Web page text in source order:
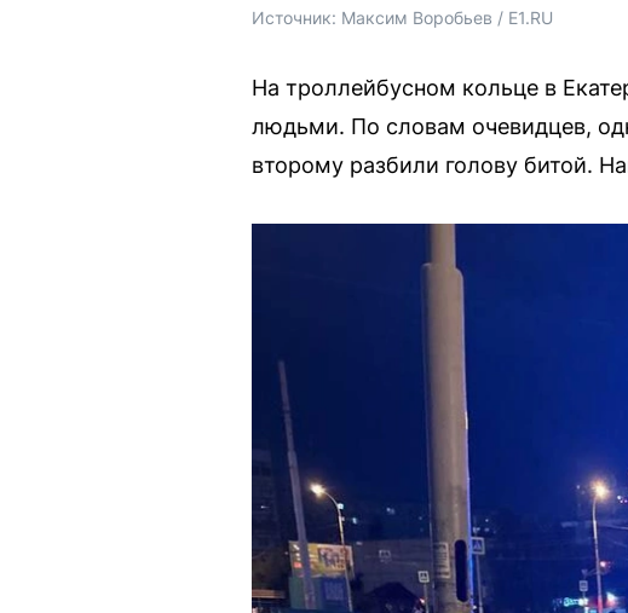
Источник: Максим Воробьев / E1.RU
На троллейбусном кольце в
людьми. По словам очевидцев,
второму разбили голову битой.